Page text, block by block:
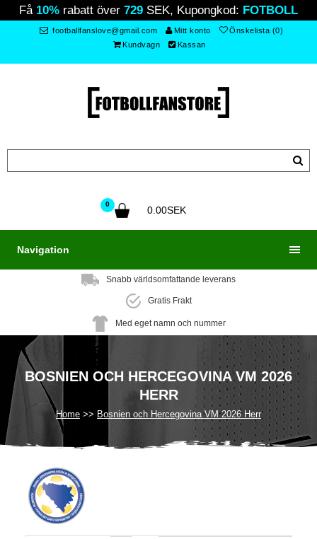
Få 10% rabatt över 729 SEK, Kupongkod: FOTBOLL
footballfanslove@gmail.com Mitt konto
Önskelista (0)
Kundvagn
Kassan
0
0.00SEK
Navigation
Snabb världsomfattande leverans
Gratis Frakt
Med eget namn och nummer
BOSNIEN OCH HERCEGOVINA VM 2026
HERR
Home Bosnien och Hercegovina VM 2026 Herr